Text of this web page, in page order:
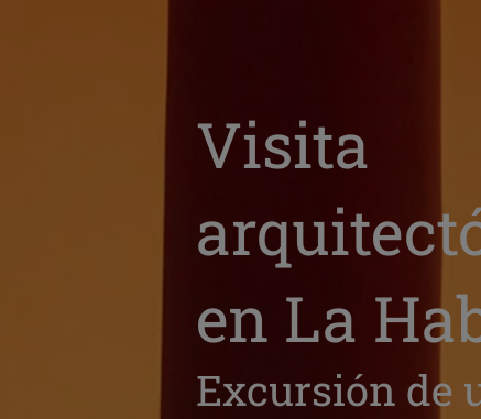
Visita
en La
Excursión de